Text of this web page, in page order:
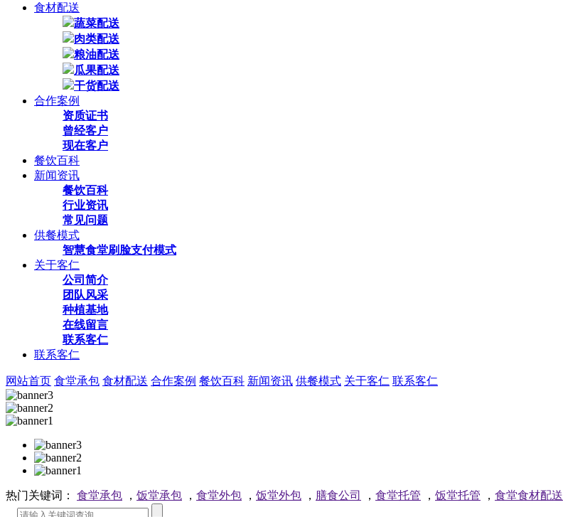
食材配送
蔬菜配送
肉类配送
粮油配送
瓜果配送
干货配送
合作案例
资质证书
曾经客户
现在客户
餐饮百科
新闻资讯
餐饮百科
行业资讯
常见问题
供餐模式
智慧食堂刷脸支付模式
关于客仁
公司简介
团队风采
种植基地
在线留言
联系客仁
联系客仁
网站首页 食堂承包 食材配送 合作案例 餐饮百科 新闻资讯 供餐模式 关于客仁 联系客仁
热门关键词： 食堂承包 ， 饭堂承包 ， 食堂外包 ， 饭堂外包 ， 膳食公司 ， 食堂托管 ， 饭堂托管 ， 食堂食材配送